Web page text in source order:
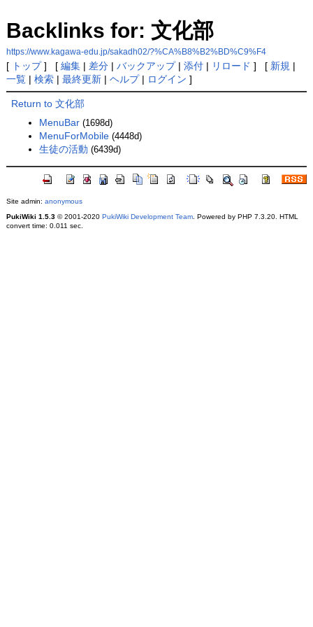
Backlinks for: 文化部
https://www.kagawa-edu.jp/sakadh02/?%CA%B8%B2%BD%C9%F4
[ トップ] [ 編集| 差分| バックアップ| 添付| リロード ] [ 新規 |
一覧| 検索| 最終更新| ヘルプ| ログイン ]
Return to 文化部
MenuBar (1698d)
MenuForMobile (4448d)
生徒の活動 (6439d)
Site admin: anonymous
PukiWiki 1.5.3© 2001-2020 PukiWiki Development Team. Powered by PHP 7.3.20. HTML
convert time: 0.011 sec.